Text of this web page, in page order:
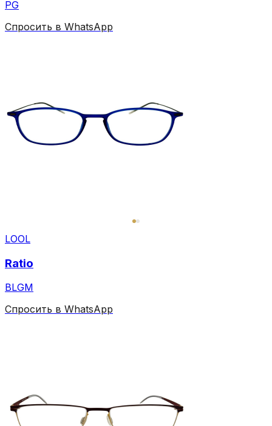
PG
Спросить в WhatsApp
LOOL
Ratio
BLGM
Спросить в WhatsApp